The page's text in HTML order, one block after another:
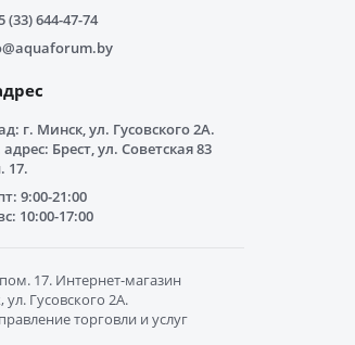
(33) 644-47-74
г. Минск, ул. Гусовского 2А.
Брест, ул. Советская 83
17.
9:00-21:00
10:00-17:00
17. Интернет-магазин
Гусовского 2А.
торговли и услуг